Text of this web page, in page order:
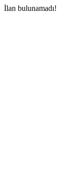
İlan bulunamadı!